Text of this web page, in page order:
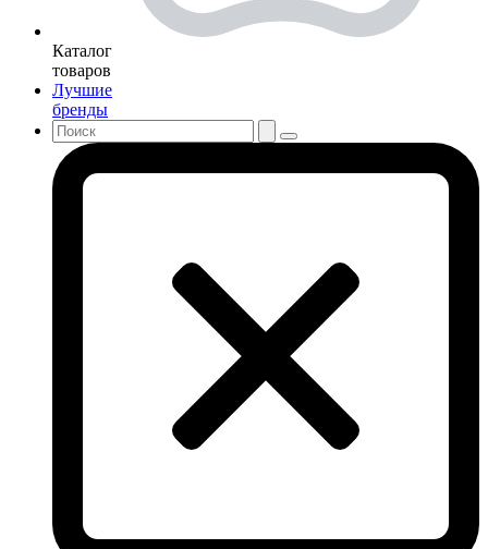
Каталог
товаров
Лучшие
бренды